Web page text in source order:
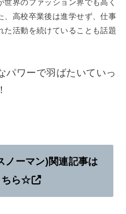
世界のファッション界でも高く
、高校卒業後は進学せず、仕事
た活動を続けていることも話題
パワーで羽ばたいていっ
ーマン)関連記事は
ちら☆